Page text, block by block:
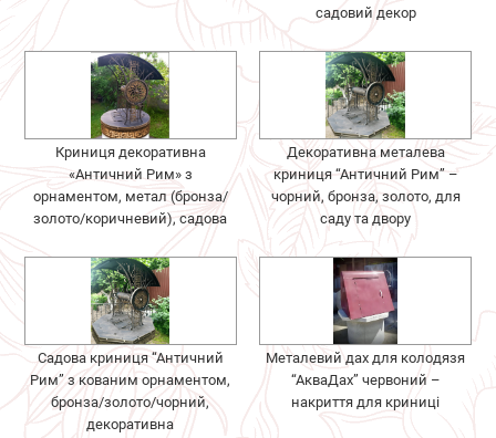
садовий декор
Криниця декоративна
«Античний Рим» з
орнаментом, метал (бронза/
золото/коричневий), садова
Декоративна металева
криниця “Античний Рим” –
чорний, бронза, золото, для
саду та двору
Садова криниця “Античний
Рим” з кованим орнаментом,
бронза/золото/чорний,
декоративна
Металевий дах для колодязя
“АкваДах” червоний –
накриття для криниці